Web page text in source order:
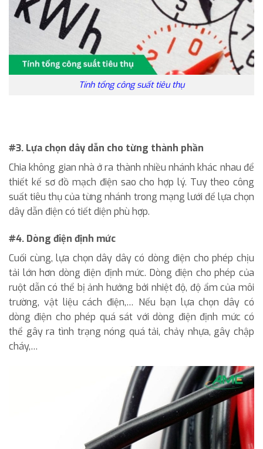
Tính tổng công suất tiêu thụ
#3. Lựa chọn dây dẫn cho từng thành phần
Chia không gian nhà ở ra thành nhiều nhánh khác nhau để
thiết kế sơ đồ mạch điện sao cho hợp lý. Tuy theo công
suất tiêu thụ của từng nhánh trong mạng lưới để lựa chọn
dây dẫn điện có tiết diện phù hợp.
#4. Dòng điện định mức
Cuối cùng, lựa chọn dây dây có dòng điện cho phép chịu
tải lớn hơn dòng điện định mức. Dòng điện cho phép của
ruột dẫn có thể bị ảnh hưởng bởi nhiệt độ, độ ẩm của môi
trường, vật liệu cách điện,… Nếu bạn lựa chọn dây có
dòng điện cho phép quá sát với dòng điện định mức có
thể gây ra tình trạng nóng quá tải, chảy nhựa, gây chập
cháy,…